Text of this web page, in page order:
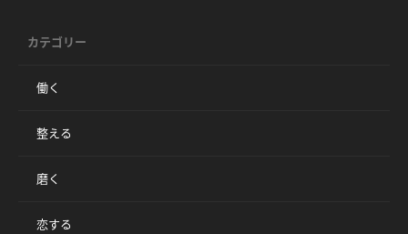
カテゴリー
働く
整える
磨く
恋する